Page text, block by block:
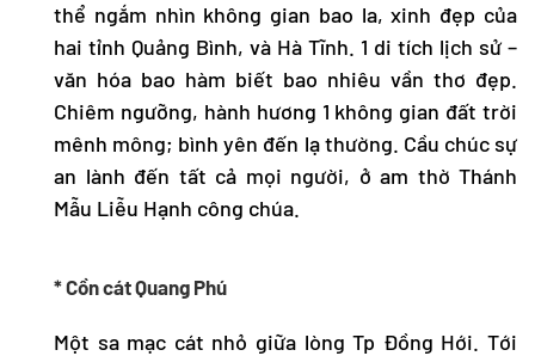
thể ngắm nhìn không gian bao la, xinh đẹp của
hai tỉnh Quảng Bình, và Hà Tĩnh. 1 di tích lịch sử –
văn hóa bao hàm biết bao nhiêu vần thơ đẹp.
Chiêm ngưỡng, hành hương 1 không gian đất trời
mênh mông; bình yên đến lạ thường. Cầu chúc sự
an lành đến tất cả mọi người, ở am thờ Thánh
Mẫu Liễu Hạnh công chúa.
* Cồn cát Quang Phú
Một sa mạc cát nhỏ giữa lòng Tp Đồng Hới. Tới